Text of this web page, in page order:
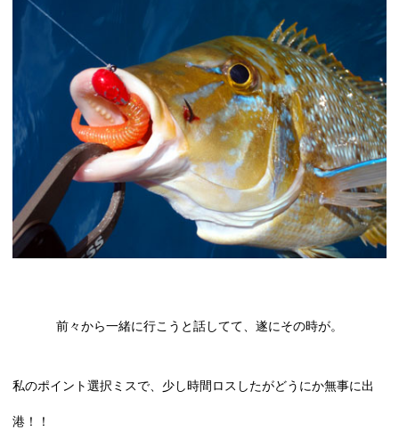
前々から一緒に行こうと話してて、遂にその時が。
私のポイント選択ミスで、少し時間ロスしたがどうにか無事に出
港！！